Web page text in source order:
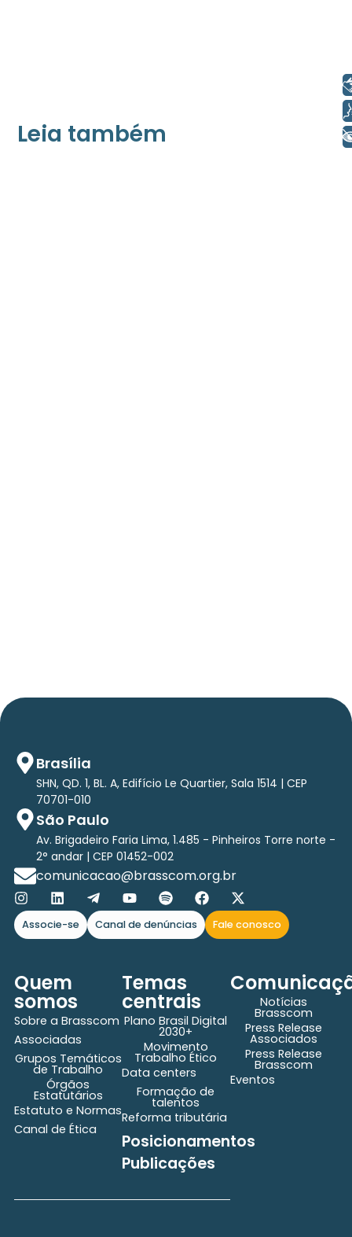
Leia também
Brasília
SHN, QD. 1, BL. A, Edifício Le Quartier, Sala 1514 | CEP
70701-010
São Paulo
Av. Brigadeiro Faria Lima, 1.485 - Pinheiros Torre norte -
2° andar | CEP 01452-002
comunicacao@brasscom.org.br
Associe-se Canal de denúncias Fale conosco
Quem
somos
Sobre a Brasscom
Associadas
Grupos Temáticos
de Trabalho
Órgãos
Estatutários
Estatuto e Normas
Canal de Ética
Temas
centrais
Plano Brasil Digital
2030+
Movimento
Trabalho Ético
Data centers
Formação de
talentos
Reforma tributária
Posicionamentos
Publicações
Notícias
Brasscom
Press Release
Associados
Press Release
Brasscom
Eventos